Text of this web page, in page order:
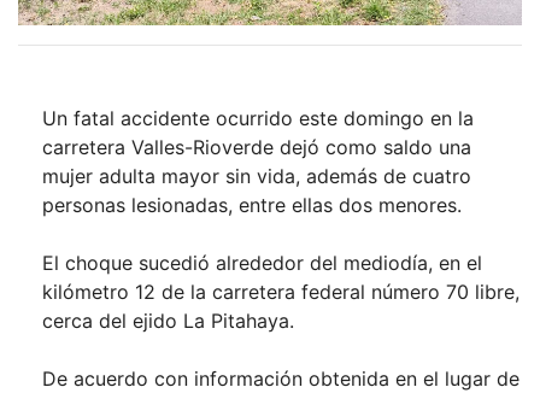
Un fatal accidente ocurrido este domingo en la
carretera Valles-Rioverde dejó como saldo una
mujer adulta mayor sin vida, además de cuatro
personas lesionadas, entre ellas dos menores.
El choque sucedió alrededor del mediodía, en el
kilómetro 12 de la carretera federal número 70 libre,
cerca del ejido La Pitahaya.
De acuerdo con información obtenida en el lugar de